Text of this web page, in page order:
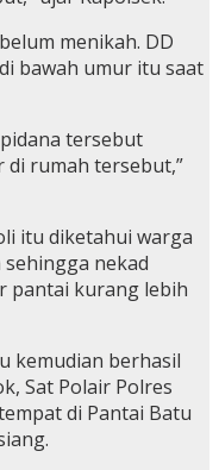
menikah. DD
bawah umur itu saat
tersebut
di rumah tersebut,”
itu diketahui warga
nekad
pantai kurang lebih
kemudian berhasil
Sat Polair Polres
di Pantai Batu